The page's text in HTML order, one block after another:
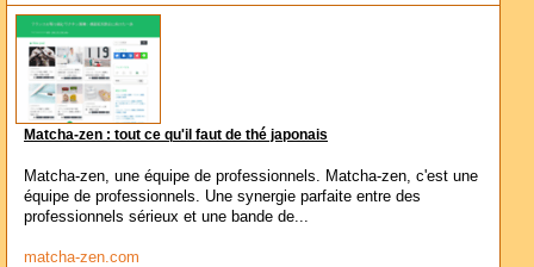
Matcha-zen : tout ce qu'il faut de thé japonais
Matcha-zen, une équipe de professionnels. Matcha-zen, c'est une
équipe de professionnels. Une synergie parfaite entre des
professionnels sérieux et une bande de...
matcha-zen.com